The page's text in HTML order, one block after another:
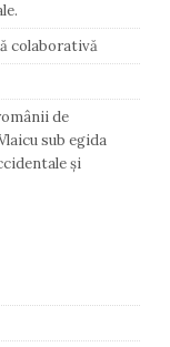
colaborativă
de
sub egida
și